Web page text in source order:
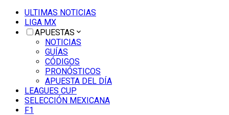
ULTIMAS NOTICIAS
LIGA MX
APUESTAS
NOTICIAS
GUÍAS
CÓDIGOS
PRONÓSTICOS
APUESTA DEL DÍA
LEAGUES CUP
SELECCIÓN MEXICANA
F1